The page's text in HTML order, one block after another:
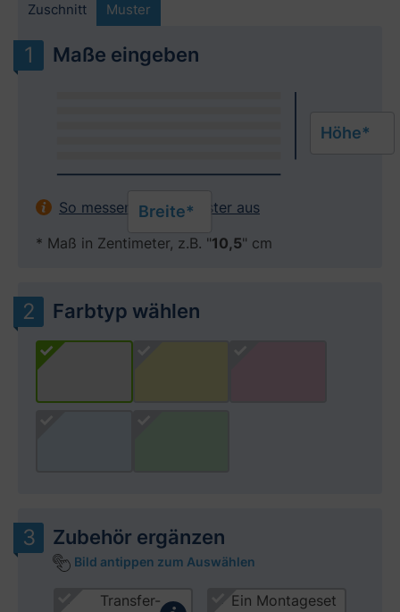
Zuschnitt Muster
Maße eingeben
Breite*
Höhe*
So messen Sie Ihr Fenster aus
* Maß in Zentimeter, z.B. "10,5" cm
Farbtyp wählen
Zubehör ergänzen
Bild antippen zum Auswählen